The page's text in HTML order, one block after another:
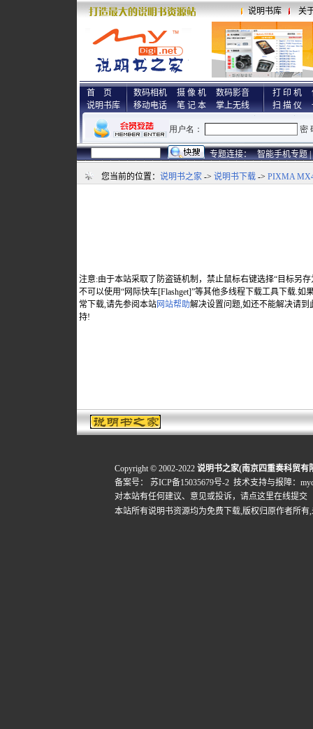
说明书库 关
首 页
说明书库
数码相机 摄 像 机
数码影音
移动电话
笔 记 本 掌上无线
打 印 机
扫 描 仪
专题连接： 智能手机专题 |
您当前的位置： 说明书之家 -> 说明书下载 -> PIXMA
注意:由于本站采取了防盗链机制，禁止鼠标右键选择“目标另
不可以使用“网际快车[Flashget]”等其他多线程下载工具下载.如
常下载,请先参阅本站网站帮助解决设置问题,如还不能解决请到
持!
Copyright © 2002-2022 说明书之家(南京四重奏科贸有
备案号：
苏ICP备15035679号-2 技术支持与报障：
对本站有任何建议、意见或投诉， 请点这里在线提交
本站所有说明书资源均为免费下载,版权归原作者所